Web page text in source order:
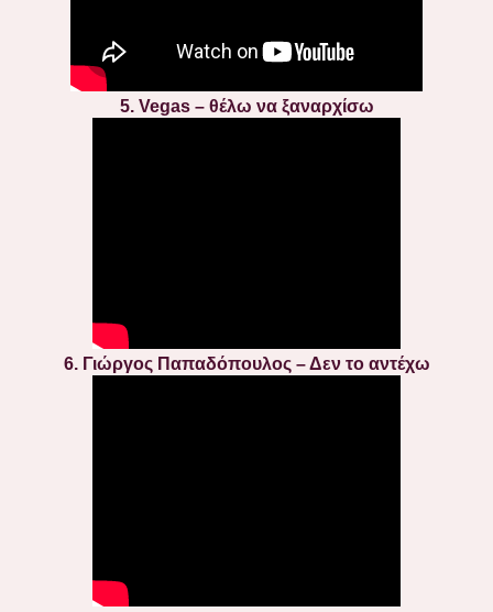
5. Vegas – θέλω να ξαναρχίσω
6. Γιώργος Παπαδόπουλος – Δεν το αντέχω